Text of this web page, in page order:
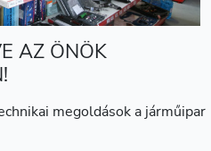
AZ ÖNÖK
megoldások a járműipar